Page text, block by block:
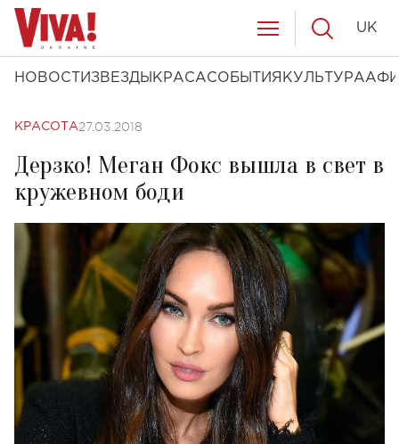
НОВОСТИ ЗВЕЗДЫ КРАСАСОБЫТИЯ КУЛЬТУРА
UK
КРАСОТА27.03.2018
Дерзко! Меган Фокс вышла в свет в
кружевном боди